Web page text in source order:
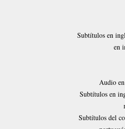
Subtítulos en
en
Audio
Subtítulos en
Subtítulos del